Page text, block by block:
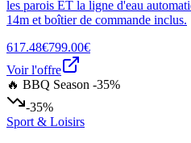
les parois ET la ligne d'eau
14m et boîtier de commande inclus.
617.48€799.00€
Voir l'offre
🔥 BBQ Season -35%
-35%
Sport & Loisirs